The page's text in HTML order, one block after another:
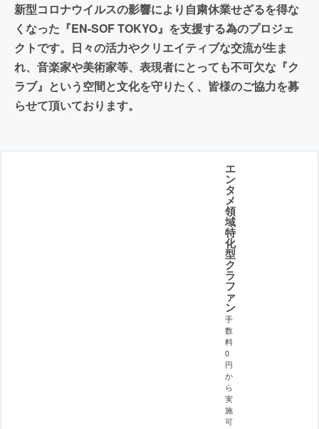
新型コロナウイルスの影響により自粛休業せざるを得な
くなった『EN-SOF TOKYO』を支援する為のプロジェ
クトです。日々の活力やクリエイティブな交流が生ま
れ、音楽家や美術家等、表現者にとっても不可欠な『ク
ラブ』という空間と文化を守りたく、皆様のご協力を募
らせて頂いております。
エ
ン
タ
メ
領
域
特
化
型
ク
ラ
フ
ァ
ン
手
数
料
0
円
か
ら
実
施
可